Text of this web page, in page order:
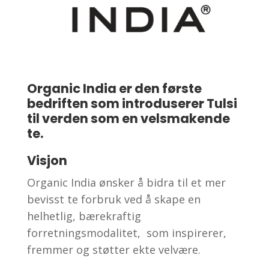
Organic India er den første
bedriften som introduserer Tulsi
til verden som en velsmakende
te.
Visjon
Organic India ønsker å bidra til et mer
bevisst te forbruk ved å skape en
helhetlig, bærekraftig
forretningsmodalitet, som inspirerer,
fremmer og støtter ekte velvære.